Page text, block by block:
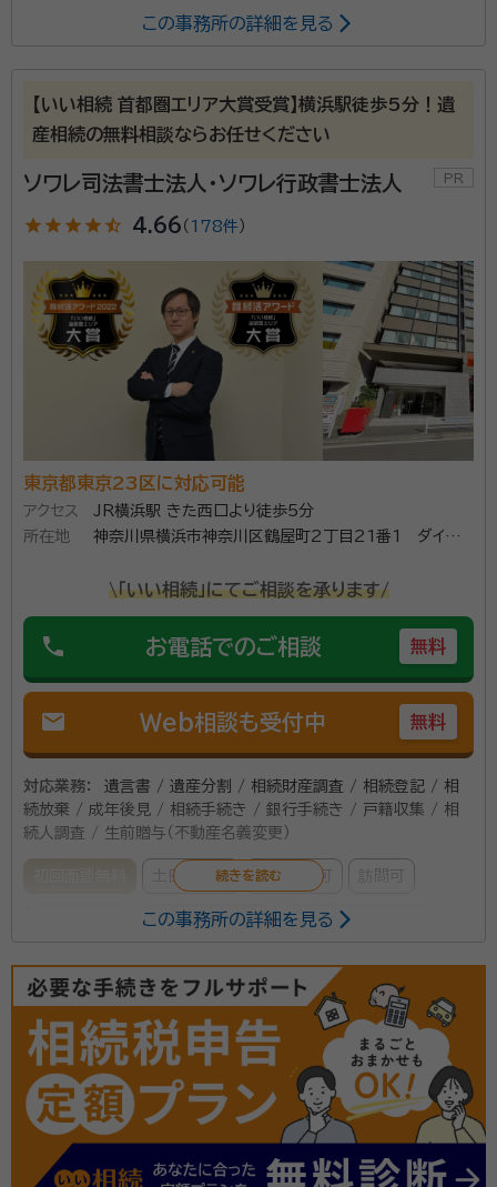
めればよいかわからない」 「相続手続きとあわせて登記も相談
したい」 「事業承継に伴う不動産の名義変更を進めたい」 そのよ
に整理し、必要な手続きと解決までの道筋をわかりやすくご案
記手続きにとどまらず、相続手続き、生前対策、税務に関するご
トいたします。 お客様一人ひとりの状況や将来設計に寄り添い、
安心して手続きを進めていただける体制を整えています。 【選
ばれる理由】 ・相続・登記に強い司法書士が対応 ・電話、メール、
LINEによるスピーディーなレスポンス ・事前に確認できる明瞭
な料金体系 ・会計事務所グループならではのワンストップ対応
・相続から生前対策、事業承継まで幅広く相談可能 登記に関す
る不安や疑問がございましたら、まずはお気軽にご相談くださ
資格等： 司法書士
この事務所の詳細を見る
【いい相続 首都圏エリア大賞受賞】横浜駅徒歩5分！遺
産相続の無料相談ならお任せください
ソワレ司法書士法人・ソワレ行政書士法人
star star star star star_half 4.66 （ 178件 ）
東京都東京23区に対応可能
アクセス
JR横浜駅 きた西口より徒歩5分
所在地
神奈川県横浜市神奈川区鶴屋町2丁目21番1 ダイヤビ
\「いい相続」にてご相談を承ります/
phone お電話でのご相談 無料
mail Web相談も受付中 無料
対応業務：
遺言書 / 遺産分割 / 相続財産調査 / 相続登記 / 相
続放棄 / 成年後見 / 相続手続き / 銀行手続き / 戸籍収集 / 相
続人調査 / 生前贈与（不動産名義変更）
土日相談可 電話相談可 訪問可
オンライン面談可 女性スタッフ対応可
所属する専門家：
遠藤 匡朗（えんどう まさろう）
司法書士
経歴：
相続業務歴15年
深野 友和（ふかの ともかず）
行政書士
経歴： 相続業務歴20年
事務所口コミ（抜粋）：
この事務所の詳細を見る